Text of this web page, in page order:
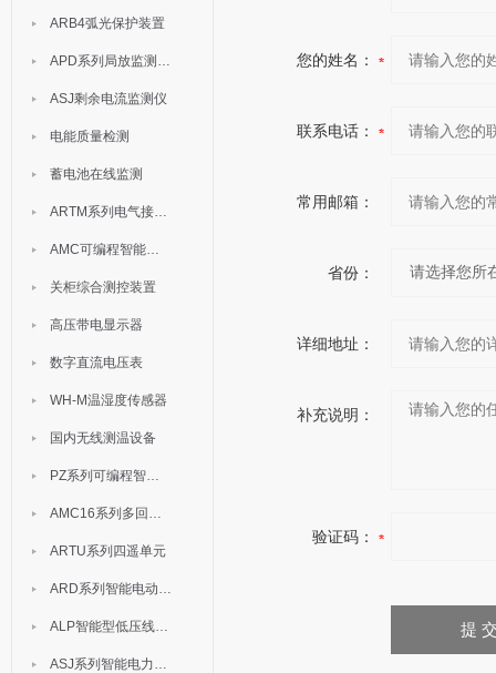
ARB4弧光保护装置
APD系列局放监测装置
ASJ剩余电流监测仪
电能质量检测
蓄电池在线监测
ARTM系列电气接点测温装置
AMC可编程智能电测表
关柜综合测控装置
高压带电显示器
数字直流电压表
WH-M温湿度传感器
国内无线测温设备
PZ系列可编程智能表
AMC16系列多回路监控装置
ARTU系列四遥单元
ARD系列智能电动机保护器
ALP智能型低压线路保护装置
ASJ系列智能电力继电器
您的姓名：
联系电话：
常用邮箱：
省份：
详细地址：
补充说明：
验证码：